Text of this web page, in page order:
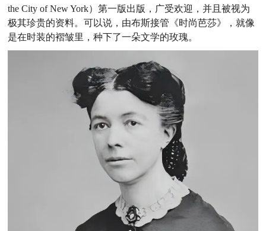
the City of New York）第一版出版，广受欢迎，并且被视为
极其珍贵的资料。可以说，由布斯接管《时尚芭莎》，就像
是在时装的褶皱里，种下了一朵文学的玫瑰。